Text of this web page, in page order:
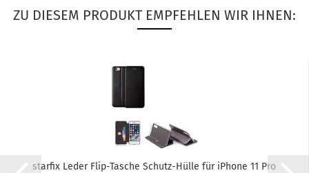
ZU DIESEM PRODUKT EMPFEHLEN WIR IHNEN:
star­fix Leder Flip-​Ta­sche Schutz-​​Hülle für iPho­ne 11 Pro